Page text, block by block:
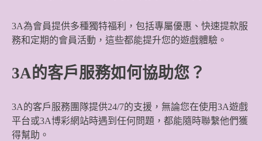
3A為會員提供多種獨特福利，包括專屬優惠、快速提款服
務和定期的會員活動，這些都能提升您的遊戲體驗。
3A的客戶服務如何協助您？
3A的客戶服務團隊提供24/7的支援，無論您在使用3A遊戲
平台或3A博彩網站時遇到任何問題，都能隨時聯繫他們獲
得幫助。